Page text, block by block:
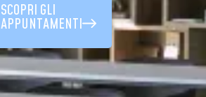
SCOPRI GLI
APPUNTAMENTI